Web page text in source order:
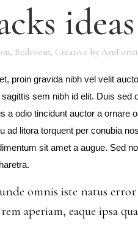
ideas
, Bedroom, Creative by AyuFortu_
proin gravida nibh vel velit
sem nibh id elit. Duis
a odio tincidunt auctor a ornare
ad litora torquent per conubia
sit amet a augue. Sed
omnis iste natus
aperiam, eaque ipsa